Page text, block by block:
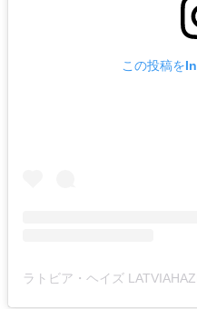
この投稿を